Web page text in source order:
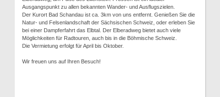
Ausgangspunkt zu allen bekannten Wander- und Ausflugszielen.
Der Kurort Bad Schandau ist ca. 3km von uns entfernt. Genießen Sie die
Natur- und Felsenlandschaft der Sächsischen Schweiz, oder erleben Sie
bei einer Dampferfahrt das Elbtal. Der Elberadweg bietet auch viele
Möglichkeiten für Radtouren, auch bis in die Böhmische Schweiz.
Die Vermietung erfolgt für April bis Oktober.
Wir freuen uns auf Ihren Besuch!